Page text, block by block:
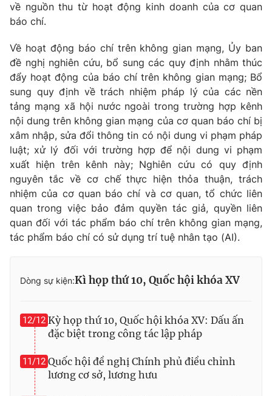
về nguồn thu từ hoạt động kinh doanh của cơ quan
báo chí.
Về hoạt động báo chí trên không gian mạng, Ủy ban
đề nghị nghiên cứu, bổ sung các quy định nhằm thúc
đẩy hoạt động của báo chí trên không gian mạng; Bổ
sung quy định về trách nhiệm pháp lý của các nền
tảng mạng xã hội nước ngoài trong trường hợp kênh
nội dung trên không gian mạng của cơ quan báo chí bị
xâm nhập, sửa đổi thông tin có nội dung vi phạm pháp
luật; xử lý đối với trường hợp để nội dung vi phạm
xuất hiện trên kênh này; Nghiên cứu có quy định
nguyên tắc về cơ chế thực hiện thỏa thuận, trách
nhiệm của cơ quan báo chí và cơ quan, tổ chức liên
quan trong việc bảo đảm quyền tác giả, quyền liên
quan đối với tác phẩm báo chí trên không gian mạng,
tác phẩm báo chí có sử dụng trí tuệ nhân tạo (AI).
Dòng sự kiện:Kì họp thứ 10, Quốc hội khóa XV
12/12 Kỳ họp thứ 10, Quốc hội khóa XV: Dấu ấn
đặc biệt trong công tác lập pháp
11/12 Quốc hội đề nghị Chính phủ điều chỉnh
lương cơ sở, lương hưu